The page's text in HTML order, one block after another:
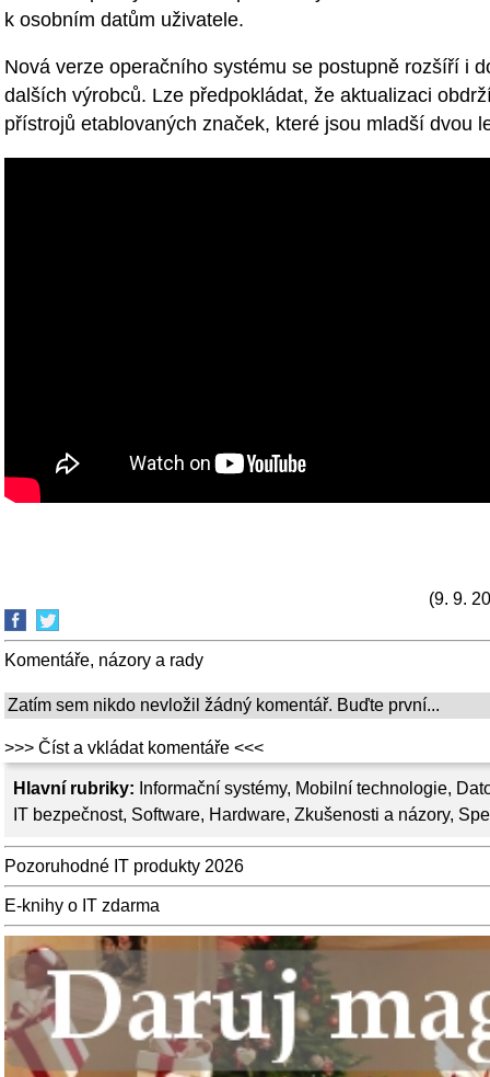
Hlavní rubriky: Informační systémy, Mobilní technologie,
IT bezpečnost, Software, Hardware, Zkušenosti a názory,
Pozoruhodné IT produkty 2026
E-knihy o IT zdarma
k osobním datům uživatele.
Nová verze operačního systému se postupně rozšíří i
dalších výrobců. Lze předpokládat, že aktualizaci
přístrojů etablovaných značek, které jsou mladší dvou
(9. 9.
Komentáře, názory a rady
Zatím sem nikdo nevložil žádný komentář. Buďte první...
>>> Číst a vkládat komentáře <<<